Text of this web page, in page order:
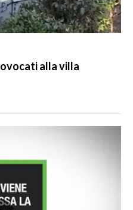
alla villa